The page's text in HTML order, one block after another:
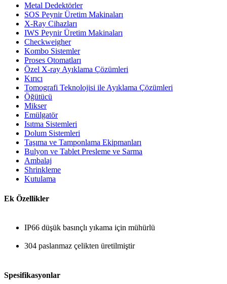
Metal Dedektörler
SOS Peynir Üretim Makinaları
X-Ray Cihazları
IWS Peynir Üretim Makinaları
Checkweigher
Kombo Sistemler
Proses Otomatları
Özel X-ray Ayıklama Çözümleri
Kırıcı
Tomografi Teknolojisi ile Ayıklama Çözümleri
Öğütücü
Mikser
Emülgatör
Isıtma Sistemleri
Dolum Sistemleri
Taşıma ve Tamponlama Ekipmanları
Bulyon ve Tablet Presleme ve Sarma
Ambalaj
Shrinkleme
Kutulama
Ek Özellikler
IP66 düşük basınçlı yıkama için mühürlü
304 paslanmaz çelikten üretilmiştir
Spesifikasyonlar